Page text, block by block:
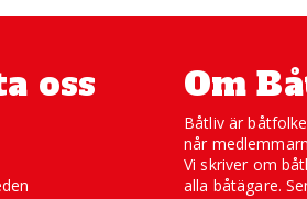
oss Om
Båtliv är
når
Vi skriver om
alla båtägare.